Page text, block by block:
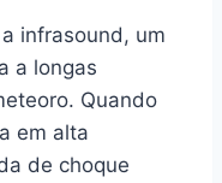
infrasound, um
a longas
Quando
em alta
de choque